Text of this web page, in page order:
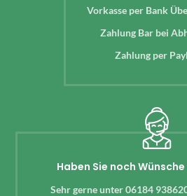
Vorkasse per Bank
Zahlung Bar bei
Zahlung per
Haben Sie noch
Sehr gerne unter 06184